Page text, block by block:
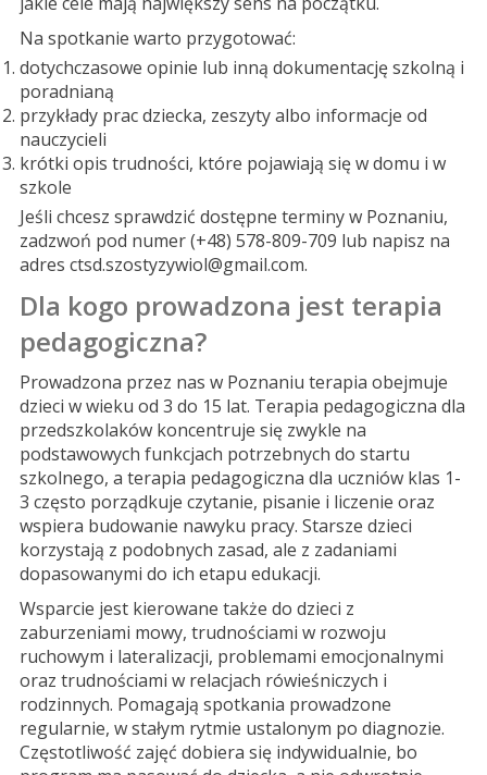
Na spotkanie warto przygotować:
dotychczasowe opinie lub inną dokumentację szkolną i
poradnianą
przykłady prac dziecka, zeszyty albo informacje od
nauczycieli
krótki opis trudności, które pojawiają się w domu i w
szkole
Jeśli chcesz sprawdzić dostępne terminy w Poznaniu,
zadzwoń pod numer (+48) 578-809-709 lub napisz na
adres ctsd.szostyzywiol@gmail.com.
Dla kogo prowadzona jest terapia
pedagogiczna?
Prowadzona przez nas w Poznaniu terapia obejmuje
dzieci w wieku od 3 do 15 lat. Terapia pedagogiczna dla
przedszkolaków koncentruje się zwykle na
podstawowych funkcjach potrzebnych do startu
szkolnego, a terapia pedagogiczna dla uczniów klas 1-
3 często porządkuje czytanie, pisanie i liczenie oraz
wspiera budowanie nawyku pracy. Starsze dzieci
korzystają z podobnych zasad, ale z zadaniami
dopasowanymi do ich etapu edukacji.
Wsparcie jest kierowane także do dzieci z
zaburzeniami mowy, trudnościami w rozwoju
ruchowym i lateralizacji, problemami emocjonalnymi
oraz trudnościami w relacjach rówieśniczych i
rodzinnych. Pomagają spotkania prowadzone
regularnie, w stałym rytmie ustalonym po diagnozie.
Częstotliwość zajęć dobiera się indywidualnie, bo